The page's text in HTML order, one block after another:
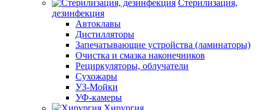
Стерилизация,
дезинфекция
Автоклавы
Дистилляторы
Запечатывающие устройства (ламинаторы)
Очистка и смазка наконечников
Рециркуляторы, облучатели
Сухожары
УЗ-Мойки
УФ-камеры
Хирургия